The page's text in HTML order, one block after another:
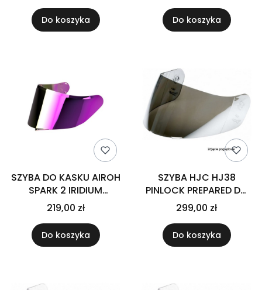
Do koszyka Do koszyka
SZYBA DO KASKU AIROH
SPARK 2 IRIDIUM
MIRRORED
219,00 zł
Do koszyka
SZYBA HJC HJ38
PINLOCK PREPARED DO
KASKU I71/F71 DARK
SMOKE
299,00 zł
Do koszyka